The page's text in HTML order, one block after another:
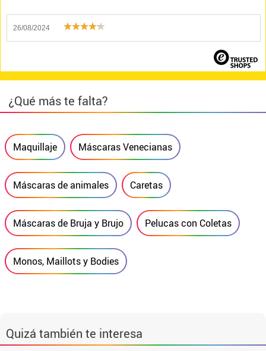
26/08/2024
¿Qué más te falta?
Maquillaje Máscaras Venecianas
Máscaras de animales Caretas
Máscaras de Bruja y Brujo Pelucas con Coletas
Monos, Maillots y Bodies
Quizá también te interesa